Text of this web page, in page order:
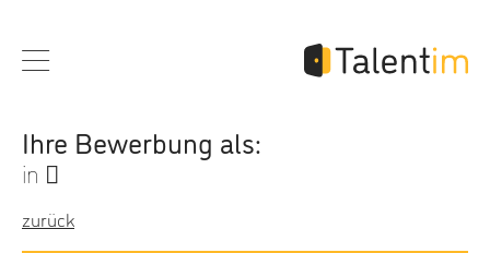
Ihre Bewerbung als:
in
zurück